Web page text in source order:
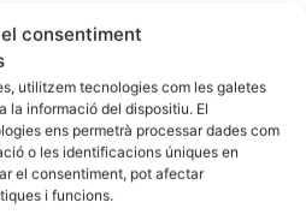
consentiment
utilitzem tecnologies com les galetes
la informació del dispositiu. El
ens permetrà processar dades com
o les identificacions úniques en
el consentiment, pot afectar
i funcions.
que reguli distàncies entre
entre veïns. S’apliquen els
de veïnatge del Codi Civil.
i la instal·lació que genera
la teva, hi ha base per a una